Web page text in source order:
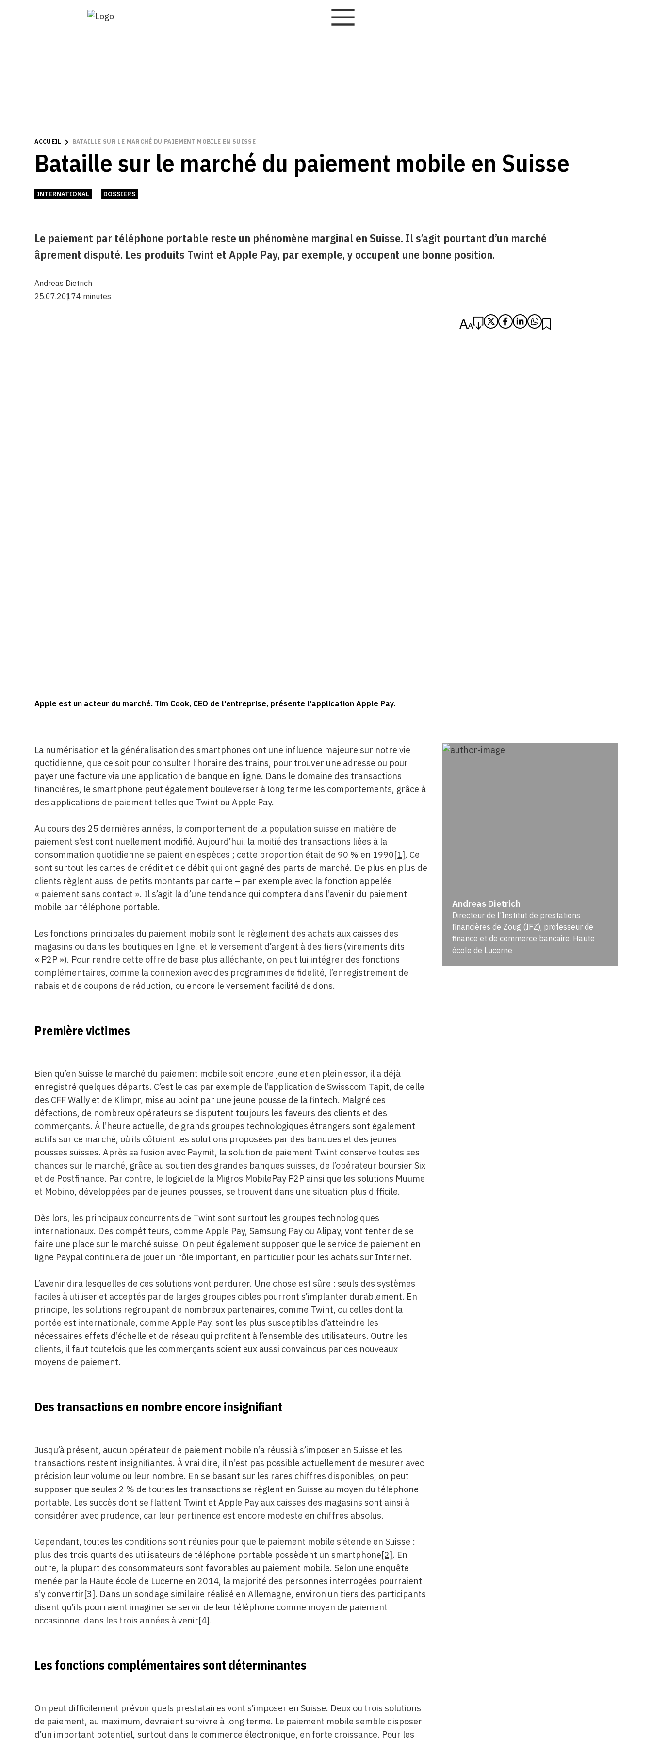
ACCUEIL BATAILLE SUR LE MARCHÉ DU PAIEMENT MOBILE EN SUISSE
Bataille sur le marché du paiement mobile en Suisse
INTERNATIONAL DOSSIERS
Le paiement par téléphone portable reste un phénomène marginal en Suisse. Il s’agit pourtant d’un marché
âprement disputé. Les produits Twint et Apple Pay, par exemple, y occupent une bonne position.
Andreas Dietrich
25.07.20174 minutes
Apple est un acteur du marché. Tim Cook, CEO de l'entreprise, présente l'application Apple Pay.
La numérisation et la généralisation des smartphones ont une influence majeure sur notre vie
quotidienne, que ce soit pour consulter l’horaire des trains, pour trouver une adresse ou pour
payer une facture via une application de banque en ligne. Dans le domaine des transactions
financières, le smartphone peut également bouleverser à long terme les comportements, grâce à
des applications de paiement telles que Twint ou Apple Pay.
Au cours des 25 dernières années, le comportement de la population suisse en matière de
paiement s’est continuellement modifié. Aujourd’hui, la moitié des transactions liées à la
consommation quotidienne se paient en espèces ; cette proportion était de 90 % en 1990[1]. Ce
sont surtout les cartes de crédit et de débit qui ont gagné des parts de marché. De plus en plus de
clients règlent aussi de petits montants par carte – par exemple avec la fonction appelée
« paiement sans contact ». Il s’agit là d’une tendance qui comptera dans l’avenir du paiement
mobile par téléphone portable.
Les fonctions principales du paiement mobile sont le règlement des achats aux caisses des
magasins ou dans les boutiques en ligne, et le versement d’argent à des tiers (virements dits
« P2P »). Pour rendre cette offre de base plus alléchante, on peut lui intégrer des fonctions
complémentaires, comme la connexion avec des programmes de fidélité, l’enregistrement de
rabais et de coupons de réduction, ou encore le versement facilité de dons.
Première victimes
Bien qu’en Suisse le marché du paiement mobile soit encore jeune et en plein essor, il a déjà
enregistré quelques départs. C’est le cas par exemple de l’application de Swisscom Tapit, de celle
des CFF Wally et de Klimpr, mise au point par une jeune pousse de la fintech. Malgré ces
défections, de nombreux opérateurs se disputent toujours les faveurs des clients et des
commerçants. À l’heure actuelle, de grands groupes technologiques étrangers sont également
actifs sur ce marché, où ils côtoient les solutions proposées par des banques et des jeunes
pousses suisses. Après sa fusion avec Paymit, la solution de paiement Twint conserve toutes ses
chances sur le marché, grâce au soutien des grandes banques suisses, de l’opérateur boursier Six
et de Postfinance. Par contre, le logiciel de la Migros MobilePay P2P ainsi que les solutions Muume
et Mobino, développées par de jeunes pousses, se trouvent dans une situation plus difficile.
Dès lors, les principaux concurrents de Twint sont surtout les groupes technologiques
internationaux. Des compétiteurs, comme Apple Pay, Samsung Pay ou Alipay, vont tenter de se
faire une place sur le marché suisse. On peut également supposer que le service de paiement en
ligne Paypal continuera de jouer un rôle important, en particulier pour les achats sur Internet.
L’avenir dira lesquelles de ces solutions vont perdurer. Une chose est sûre : seuls des systèmes
faciles à utiliser et acceptés par de larges groupes cibles pourront s’implanter durablement. En
principe, les solutions regroupant de nombreux partenaires, comme Twint, ou celles dont la
portée est internationale, comme Apple Pay, sont les plus susceptibles d’atteindre les
nécessaires effets d’échelle et de réseau qui profitent à l’ensemble des utilisateurs. Outre les
clients, il faut toutefois que les commerçants soient eux aussi convaincus par ces nouveaux
moyens de paiement.
Des transactions en nombre encore insignifiant
Jusqu’à présent, aucun opérateur de paiement mobile n’a réussi à s’imposer en Suisse et les
transactions restent insignifiantes. À vrai dire, il n’est pas possible actuellement de mesurer avec
précision leur volume ou leur nombre. En se basant sur les rares chiffres disponibles, on peut
supposer que seules 2 % de toutes les transactions se règlent en Suisse au moyen du téléphone
portable. Les succès dont se flattent Twint et Apple Pay aux caisses des magasins sont ainsi à
considérer avec prudence, car leur pertinence est encore modeste en chiffres absolus.
Cependant, toutes les conditions sont réunies pour que le paiement mobile s’étende en Suisse :
plus des trois quarts des utilisateurs de téléphone portable possèdent un smartphone[2]. En
outre, la plupart des consommateurs sont favorables au paiement mobile. Selon une enquête
menée par la Haute école de Lucerne en 2014, la majorité des personnes interrogées pourraient
s’y convertir[3]. Dans un sondage similaire réalisé en Allemagne, environ un tiers des participants
disent qu’ils pourraient imaginer se servir de leur téléphone comme moyen de paiement
occasionnel dans les trois années à venir[4].
Les fonctions complémentaires sont déterminantes
On peut difficilement prévoir quels prestataires vont s’imposer en Suisse. Deux ou trois solutions
de paiement, au maximum, devraient survivre à long terme. Le paiement mobile semble disposer
d’un important potentiel, surtout dans le commerce électronique, en forte croissance. Pour les
Andreas Dietrich
Directeur de l’Institut de prestations
financières de Zoug (IFZ), professeur de
finance et de commerce bancaire, Haute
école de Lucerne